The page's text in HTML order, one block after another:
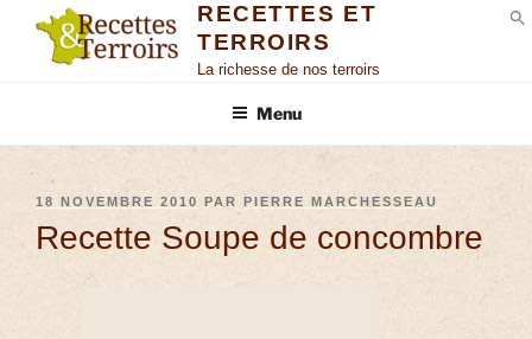
RECETTES ET
TERROIRS
La richesse de nos terroirs
Menu
18 NOVEMBRE 2010 PAR PIERRE MARCHESSEAU
Recette Soupe de concombre